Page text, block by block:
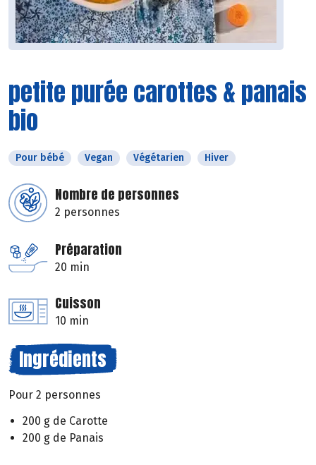
petite purée carottes & panais
bio
Pour bébé Vegan Végétarien Hiver
Nombre de personnes
2 personnes
Préparation
20 min
Cuisson
10 min
Ingrédients
Pour 2 personnes
200 g de Carotte
200 g de Panais